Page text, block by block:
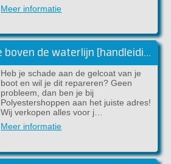
Meer informatie
Gelcoat reparatie boven de waterlijn [handleiding]
Heb je schade aan de gelcoat van je
boot en wil je dit repareren? Geen
probleem, dan ben je bij
Polyestershoppen aan het juiste adres!
Wij verkopen alles voor j…
Meer informatie